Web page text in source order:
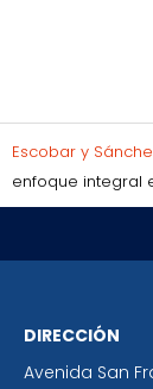
Escobar y
enfoque integral
DIRECCIÓN
Avenida San